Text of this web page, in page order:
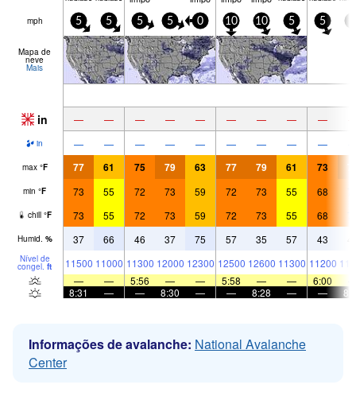
mph 5 5 5 5 0 10 10 5 5
Mapa de
neve
Mais
in — — — — — — — — —
in — — — — — — — — —
max °F 77 61 75 79 63 77 79 61 73
min °F 73 55 72 73 59 72 73 55 68
chill °F 73 55 72 73 59 72 73 55 68
Humid. % 37 66 46 37 75 57 35 57 43
Nível de
congel. ft 11500 11000 11300 12000 12300 12500 12600 11300 11200
—
— 5:56 — — 5:58 — — 6:00
8:31
— — 8:30 — — 8:28 — —
Informações de avalanche: National Avalanche
Center